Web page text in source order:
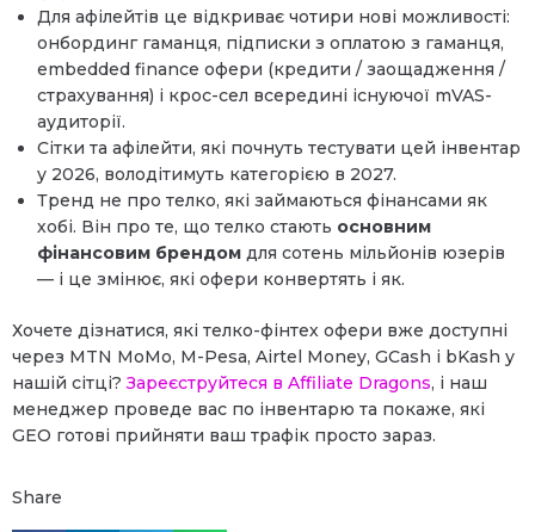
Для афілейтів це відкриває чотири нові можливості:
онбординг гаманця, підписки з оплатою з гаманця,
embedded finance офери (кредити / заощадження /
страхування) і крос-сел всередині існуючої mVAS-
аудиторії.
Сітки та афілейти, які почнуть тестувати цей інвентар
у 2026, володітимуть категорією в 2027.
Тренд не про телко, які займаються фінансами як
хобі. Він про те, що телко стають основним
фінансовим брендом для сотень мільйонів юзерів
— і це змінює, які офери конвертять і як.
Хочете дізнатися, які телко-фінтех офери вже доступні
через MTN MoMo, M-Pesa, Airtel Money, GCash і bKash у
нашій сітці?Зареєструйтеся в Affiliate Dragons, і наш
менеджер проведе вас по інвентарю та покаже, які
GEO готові прийняти ваш трафік просто зараз.
Share